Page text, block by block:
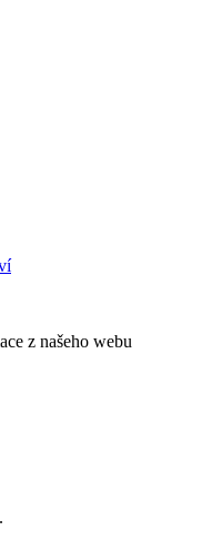
z našeho webu